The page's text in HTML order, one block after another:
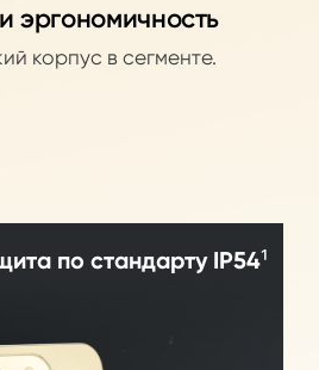
эргономичность
корпус в сегменте.
по стандарту IP54¹